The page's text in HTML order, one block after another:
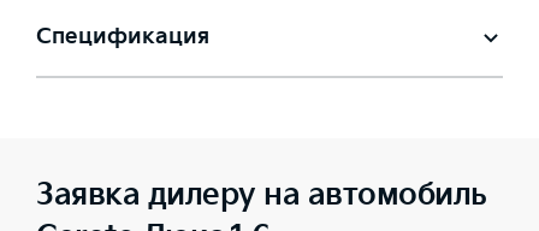
Спецификация
Заявка дилеру на автомобиль